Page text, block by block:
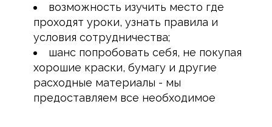
возможность изучить место где
проходят уроки, узнать правила и
условия сотрудничества;
шанс попробовать себя, не покупая
хорошие краски, бумагу и другие
расходные материалы - мы
предоставляем все необходимое